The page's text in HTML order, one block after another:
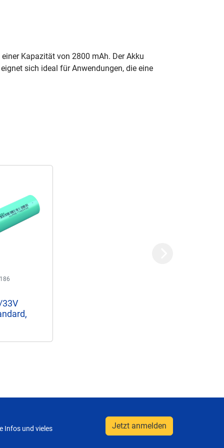
Kapazität von 2800 mAh. Der Akku
sich ideal für Anwendungen, die eine
33V
Infos und vieles Jetzt anmelden